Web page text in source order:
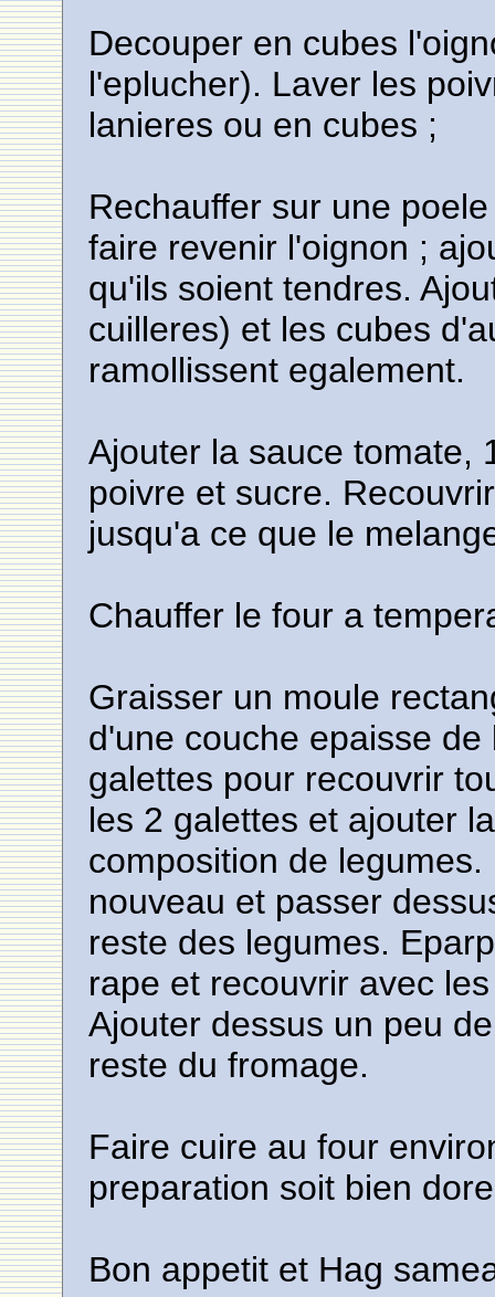
Decouper en cubes
l'eplucher). Laver les
lanieres ou en cubes ;
Rechauffer sur une
faire revenir l'oignon ;
qu'ils soient tendres.
cuilleres) et les cubes
ramollissent egalement.
Ajouter la sauce tomate,
poivre et sucre.
jusqu'a ce que le
Chauffer le four a
Graisser un moule
d'une couche epaisse
galettes pour recouvrir
les 2 galettes et ajouter
composition de
nouveau et passer
reste des legumes.
rape et recouvrir avec
Ajouter dessus un peu
reste du fromage.
Faire cuire au four
preparation soit bien
Bon appetit et Hag